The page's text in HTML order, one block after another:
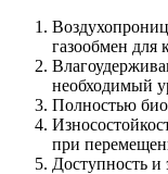
газообмен для
необходимый
Полностью
при
Доступность и